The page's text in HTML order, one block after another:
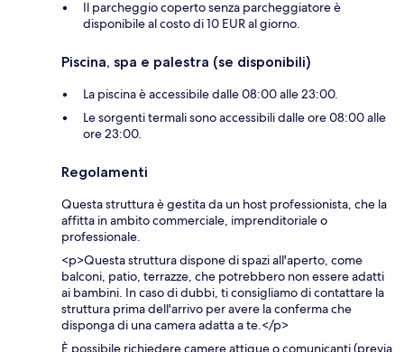
Il parcheggio coperto senza parcheggiatore è
disponibile al costo di 10 EUR al giorno.
Piscina, spa e palestra (se disponibili)
La piscina è accessibile dalle 08:00 alle 23:00.
Le sorgenti termali sono accessibili dalle ore 08:00 alle
ore 23:00.
Regolamenti
Questa struttura è gestita da un host professionista, che la
affitta in ambito commerciale, imprenditoriale o
professionale.
<p>Questa struttura dispone di spazi all'aperto, come
balconi, patio, terrazze, che potrebbero non essere adatti
ai bambini. In caso di dubbi, ti consigliamo di contattare la
struttura prima dell'arrivo per avere la conferma che
disponga di una camera adatta a te.</p>
È possibile richiedere camere attigue o comunicanti (previa